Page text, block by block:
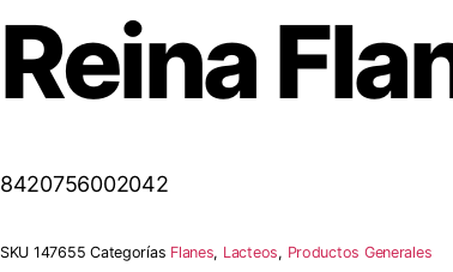
Reina
8420756002042
SKU 147655Categorías Flanes, Lacteos, Productos Generales